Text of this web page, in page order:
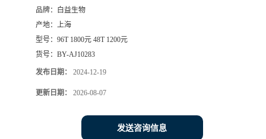
品牌：
白益生物
产地： 上海
型号： 96T 1800元 48T 1200元
货号： BY-AJ10283
发布日期： 2024-12-19
更新日期： 2026-08-07
发送咨询信息